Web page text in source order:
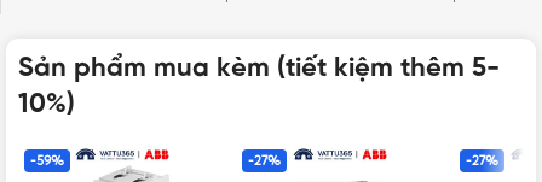
Sản phẩm mua kèm (tiết kiệm thêm 5-
10%)
-59% -27% -27%